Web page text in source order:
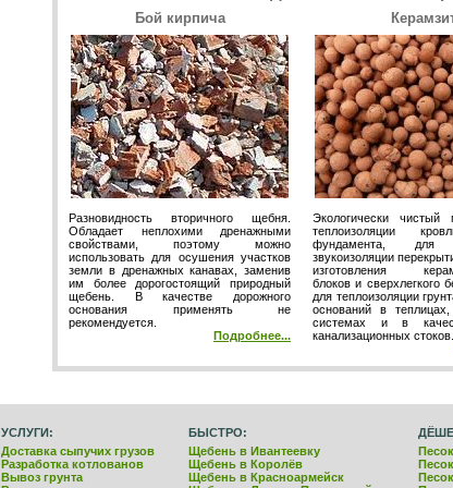
Бой кирпича
Разновидность вторичного щебня.
Обладает неплохими дренажными
свойствами, поэтому можно
использовать для осушения участков
земли в дренажных канавах, заменив
им более дорогостоящий природный
щебень. В качестве дорожного
основания применять не
рекомендуется.
Подробнее...
Экологически чистый
теплоизоляции
фундамента,
звукоизоляции
изготовления
блоков и сверхлегкого
для теплоизоляции
оснований в
системах и в
канализационных стоков.
УСЛУГИ: БЫСТРО:
Доставка сыпучих грузов
Разработка котлованов
Вывоз грунта
Щебень в Ивантеевку
Щебень в Королёв
Щебень в Красноармейск